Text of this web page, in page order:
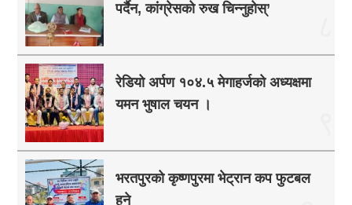
पर्दैन, कांग्रेसको रुख चिन्नुहोस्’
रेडियो अर्पण १०४.५ मेगाहर्जको अध्यक्षमा
यमन भुषाल चयन ।
भरतपुरको कृष्णपुरमा भेट्रान कप फुटबल
हुने